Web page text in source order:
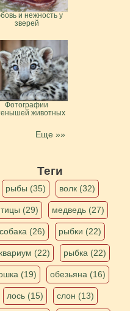
и нежность у
зверей
Фотографии
животных
Еще »»
Теги
рыбы (35) волк (32)
(29) медведь (27)
собака (26) рыбки (22)
(22) рыбка (22)
(19) обезьяна (16)
лось (15) слон (13)